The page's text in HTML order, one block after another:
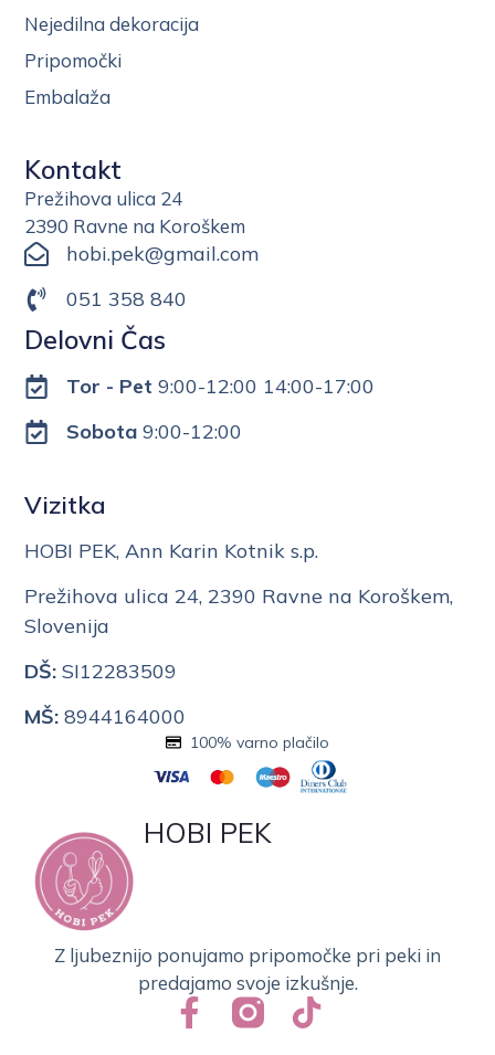
Nejedilna dekoracija
Pripomočki
Embalaža
Kontakt
Prežihova ulica 24
2390 Ravne na Koroškem
hobi.pek@gmail.com
051 358 840
Delovni Čas
Tor - Pet 9:00-12:00 14:00-17:00
Sobota9:00-12:00
Vizitka
HOBI PEK, Ann Karin Kotnik s.p.
Prežihova ulica 24, 2390 Ravne na Koroškem,
Slovenija
DŠ: SI12283509
MŠ: 8944164000
HOBI PEK
Z ljubeznijo ponujamo pripomočke pri peki in
predajamo svoje izkušnje.
100% varno plačilo